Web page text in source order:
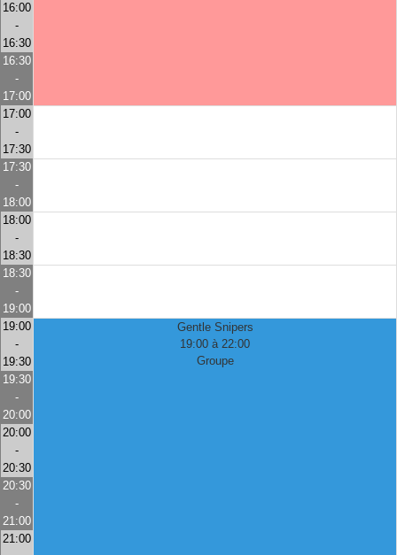
16:00
-
16:30
16:30
-
17:00
17:00
-
17:30
17:30
-
18:00
18:00
-
18:30
18:30
-
19:00
19:00
-
19:30
Gentle Snipers
19:00 à 22:00
Groupe
19:30
-
20:00
20:00
-
20:30
20:30
-
21:00
21:00